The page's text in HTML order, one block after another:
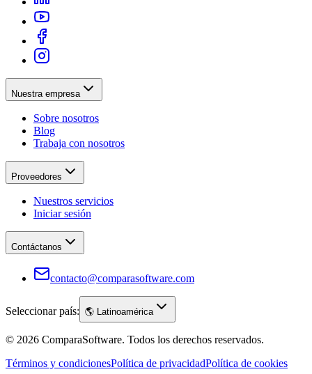
Nuestra empresa
Sobre nosotros
Blog
Trabaja con nosotros
Proveedores
Nuestros servicios
Iniciar sesión
Contáctanos
contacto@comparasoftware.com
Seleccionar país: 🌎 Latinoamérica
© 2026 ComparaSoftware. Todos los derechos reservados.
Términos y condicionesPolítica de privacidadPolítica de cookies